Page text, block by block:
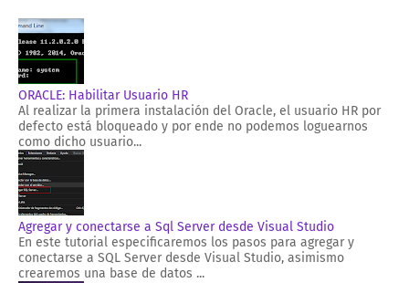
ORACLE: Habilitar Usuario HR
Al realizar la primera instalación del Oracle, el usuario HR por
defecto está bloqueado y por ende no podemos loguearnos
como dicho usuario...
Agregar y conectarse a Sql Server desde Visual Studio
En este tutorial especificaremos los pasos para agregar y
conectarse a SQL Server desde Visual Studio, asimismo
crearemos una base de datos ...